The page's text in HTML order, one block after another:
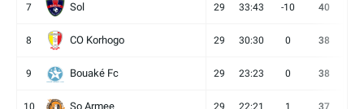
7 Sol 29 33:43 -10 40
8 CO Korhogo 29 30:30 0 38
9 Bouaké Fc 29 23:23 0 38
10 So Armee 29 22:21 1 37